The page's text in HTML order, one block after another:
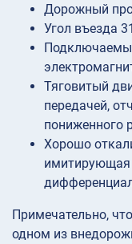
Дорожный
Угол въезда
Тяговитый
передачей,
пониженного
Хорошо
имитирующая
Примечательно,
одном из